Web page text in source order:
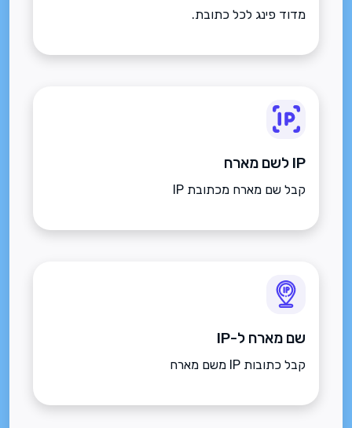
מדוד פינג לכל כתובת.
IP לשם מארח
קבל שם מארח מכתובת IP
שם מארח ל-IP
קבל כתובות IP משם מארח